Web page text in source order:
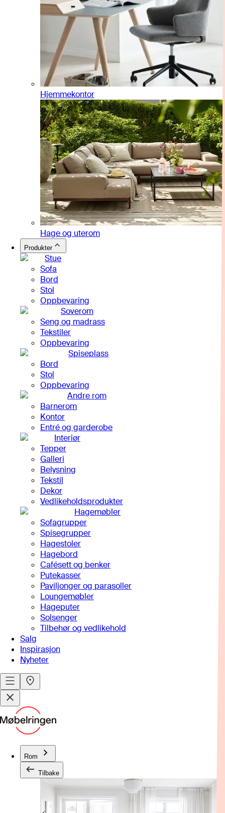
Hjemmekontor
Hage og uterom
Produkter
Stue
Sofa
Bord
Stol
Oppbevaring
Soverom
Seng og madrass
Tekstiler
Oppbevaring
Spiseplass
Bord
Stol
Oppbevaring
Andre rom
Barnerom
Kontor
Entré og garderobe
Interiør
Tepper
Galleri
Belysning
Tekstil
Dekor
Vedlikeholdsprodukter
Hagemøbler
Sofagrupper
Spisegrupper
Hagestoler
Hagebord
Cafésett og benker
Putekasser
Paviljonger og parasoller
Loungemøbler
Hageputer
Solsenger
Tilbehør og vedlikehold
Salg
Inspirasjon
Nyheter
Rom
Tilbake